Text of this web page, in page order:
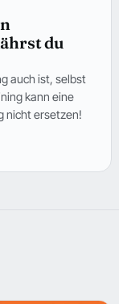
du
auch ist, selbst
kann eine
nicht ersetzen!